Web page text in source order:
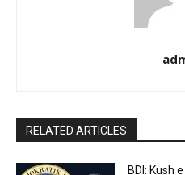
RELATED ARTICLES
BDI: Kush